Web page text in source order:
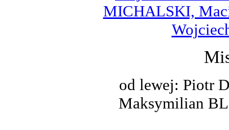
od lewej: Piotr
Maksymilian